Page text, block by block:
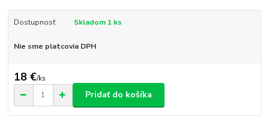
Dostupnosť Skladom 1 ks
Nie sme platcovia DPH
18 €/ks
Pridať do košíka